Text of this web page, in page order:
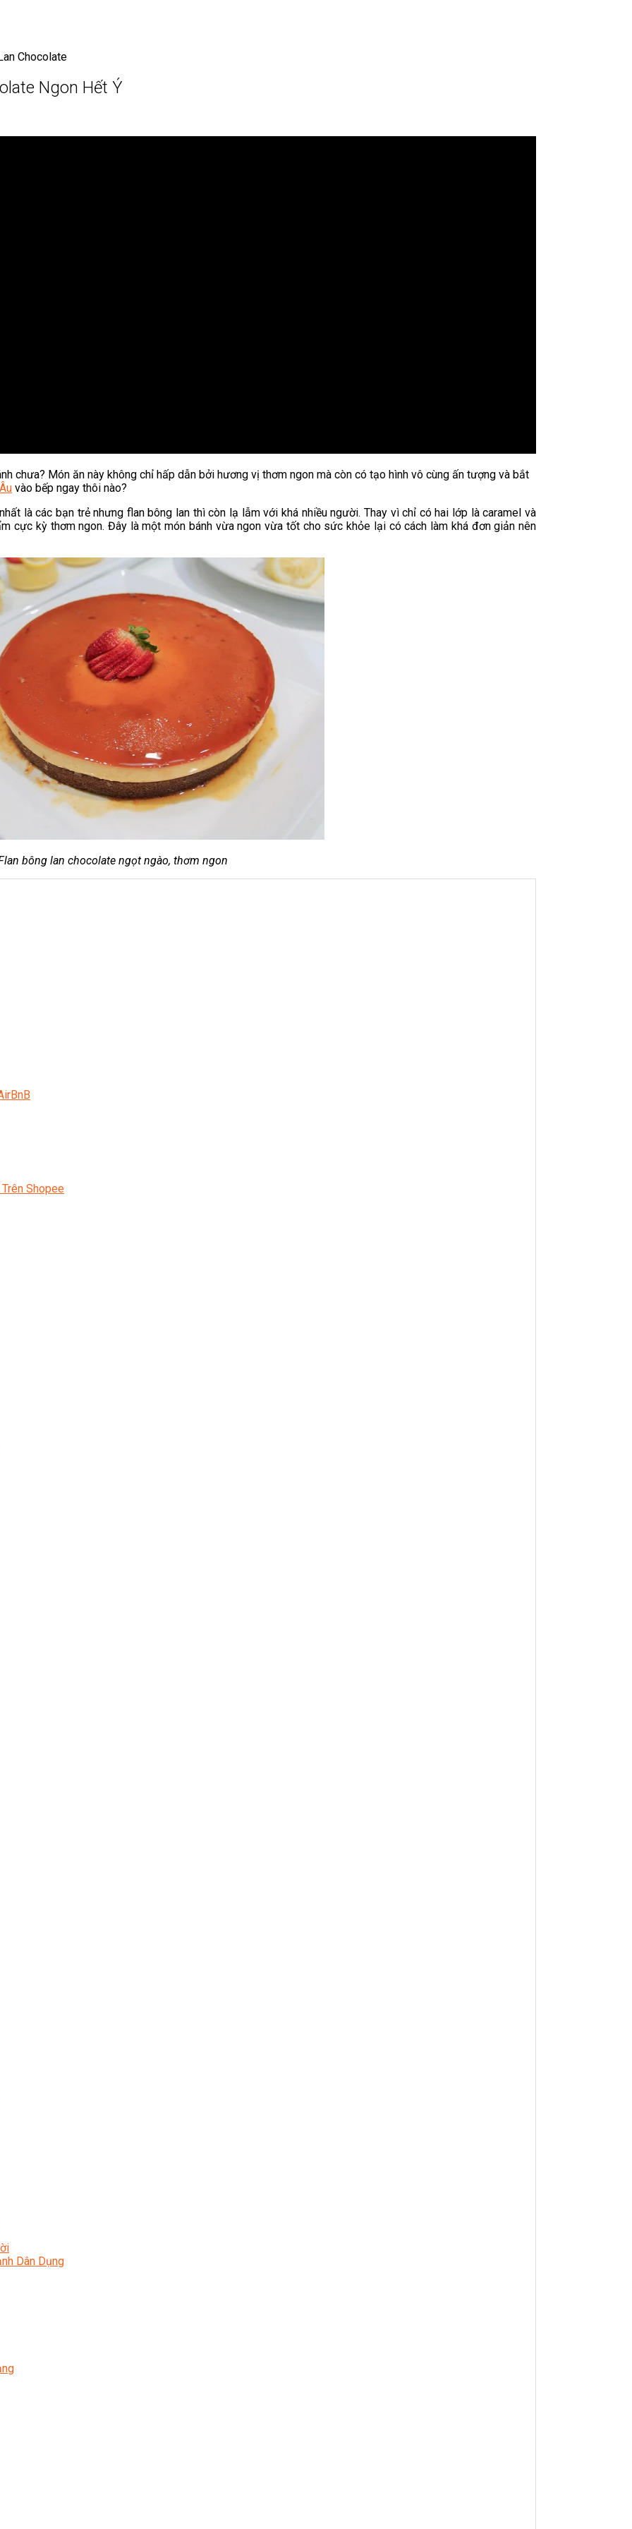
Shopee
Dân Dụng
Chocolate
Ngon Hết Ý
chưa? Món ăn này không chỉ hấp dẫn bởi hương vị thơm ngon mà còn có tạo hình vô cùng ấn tượng và bắt
vào bếp ngay thôi nào?
là các bạn trẻ nhưng flan bông lan thì còn lạ lẫm với khá nhiều người. Thay vì chỉ có hai lớp là caramel và
cực kỳ thơm ngon. Đây là một món bánh vừa ngon vừa tốt cho sức khỏe lại có cách làm khá đơn giản nên
bông lan chocolate ngọt ngào, thơm ngon